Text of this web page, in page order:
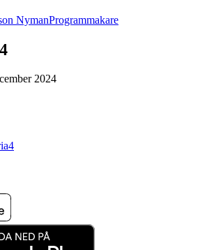
NymanProgrammakare
2024
4